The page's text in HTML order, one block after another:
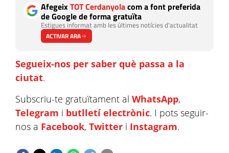
AfegeixTOT Cerdanyolacom a font preferida
de Google de forma gratuïta
Estigues informat amb les últimes notícies d'actualitat
ACTIVAR ARA
Segueix-nos per saber què passa a la
ciutat.
Subscriu-te gratuïtament al WhatsApp,
Telegram i butlletí electrònic. I pots seguir-
nos a Facebook, Twitter i Instagram.